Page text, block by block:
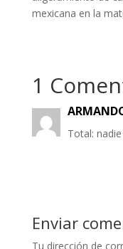
mexicana en la
1
Total:
Enviar
Tu dirección de